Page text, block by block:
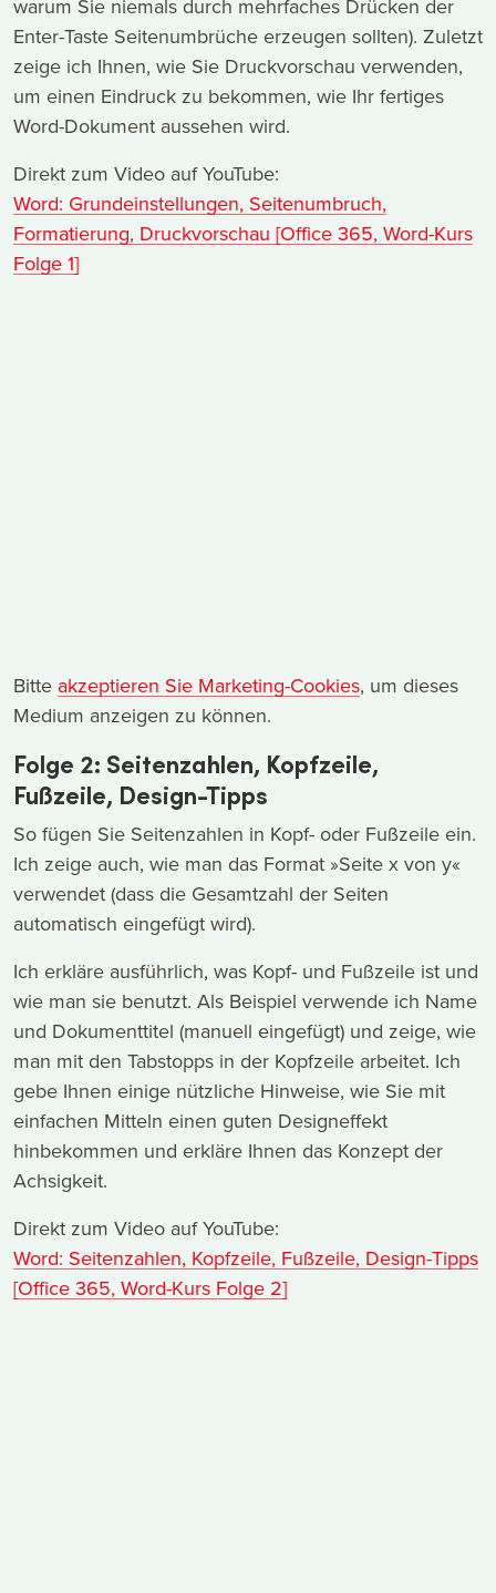
warum Sie niemals durch mehrfaches Drücken der
Enter-Taste Seitenumbrüche erzeugen sollten). Zuletzt
zeige ich Ihnen, wie Sie Druckvorschau verwenden,
um einen Eindruck zu bekommen, wie Ihr fertiges
Word-Dokument aussehen wird.
Direkt zum Video auf YouTube:
Word: Grundeinstellungen, Seitenumbruch,
Formatierung, Druckvorschau [Office 365, Word-Kurs
Folge 1]
Bitte akzeptieren Sie Marketing-Cookies, um dieses
Medium anzeigen zu können.
Folge 2: Seitenzahlen, Kopfzeile,
Fußzeile, Design-Tipps
So fügen Sie Seitenzahlen in Kopf- oder Fußzeile ein.
Ich zeige auch, wie man das Format »Seite x von y«
verwendet (dass die Gesamtzahl der Seiten
automatisch eingefügt wird).
Ich erkläre ausführlich, was Kopf- und Fußzeile ist und
wie man sie benutzt. Als Beispiel verwende ich Name
und Dokumenttitel (manuell eingefügt) und zeige, wie
man mit den Tabstopps in der Kopfzeile arbeitet. Ich
gebe Ihnen einige nützliche Hinweise, wie Sie mit
einfachen Mitteln einen guten Designeffekt
hinbekommen und erkläre Ihnen das Konzept der
Achsigkeit.
Direkt zum Video auf YouTube:
Word: Seitenzahlen, Kopfzeile, Fußzeile, Design-Tipps
[Office 365, Word-Kurs Folge 2]